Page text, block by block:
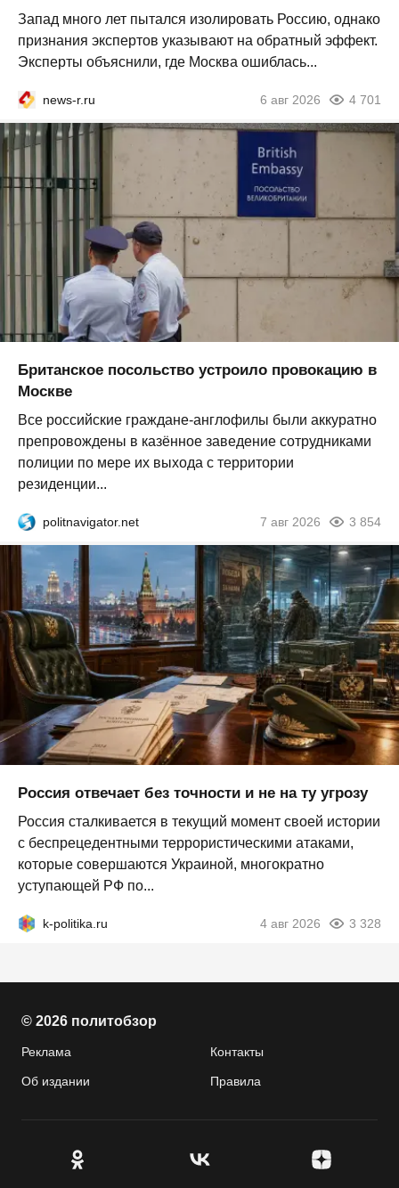
Запад много лет пытался изолировать Россию, однако
признания экспертов указывают на обратный эффект.
Эксперты объяснили, где Москва ошиблась...
news-r.ru 6 авг 2026 4 701
Британское посольство устроило провокацию в
Москве
Все российские граждане-англофилы были аккуратно
препровождены в казённое заведение сотрудниками
полиции по мере их выхода с территории
резиденции...
politnavigator.net 7 авг 2026 3 854
Россия отвечает без точности и не на ту угрозу
Россия сталкивается в текущий момент своей истории
с беспрецедентными террористическими атаками,
которые совершаются Украиной, многократно
уступающей РФ по...
k-politika.ru 4 авг 2026 3 328
© 2026 политобзор
Реклама Контакты
Об издании Правила